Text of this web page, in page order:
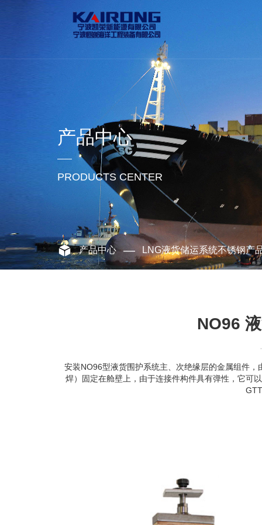
产品中心
PRODUCTS CENTER
产品中心 — LNG液货储运系统不锈钢产
NO96
安装NO96型液货围护系统主、次绝缘层的金属组件
焊）固定在舱壁上，由于连接件构件具有弹性，它可